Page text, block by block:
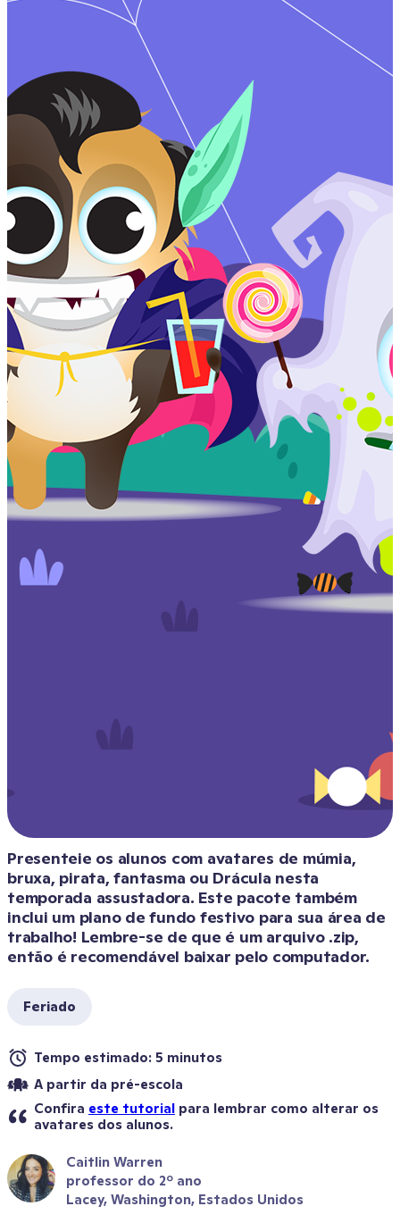
Presenteie os alunos com avatares de múmia,
bruxa, pirata, fantasma ou Drácula nesta
temporada assustadora. Este pacote também
inclui um plano de fundo festivo para sua área de
trabalho! Lembre-se de que é um arquivo .zip,
então é recomendável baixar pelo computador.
Feriado
Tempo estimado: 5 minutos
A partir da pré-escola
Confira este tutorial para lembrar como alterar os
avatares dos alunos.
Caitlin Warren
professor do 2º ano
Lacey, Washington, Estados Unidos